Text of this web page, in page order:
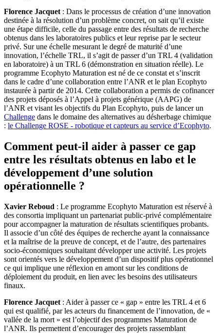
Florence Jacquet : Dans le processus de création d’une innovation
destinée à la résolution d’un problème concret, on sait qu’il existe
une étape difficile, celle du passage entre des résultats de recherche
obtenus dans les laboratoires publics et leur reprise par le secteur
privé. Sur une échelle mesurant le degré de maturité d’une
innovation, l’échelle TRL, il s’agit de passer d’un TRL 4 (validation
en laboratoire) à un TRL 6 (démonstration en situation réelle). Le
programme Ecophyto Maturation est né de ce constat et s’inscrit
dans le cadre d’une collaboration entre l’ANR et le plan Ecophyto
instaurée à partir de 2014. Cette collaboration a permis de cofinancer
des projets déposés à l’Appel à projets générique (AAPG) de
l’ANR et visant les objectifs du Plan Ecophyto, puis de lancer un
Challenge dans le domaine des alternatives au désherbage chimique
: le Challenge ROSE - robotique et capteurs au service d’Ecophyto.
Comment peut-il aider à passer ce gap
entre les résultats obtenus en labo et le
développement d’une solution
opérationnelle ?
Xavier Reboud : Le programme Ecophyto Maturation est réservé à
des consortia impliquant un partenariat public-privé complémentaire
pour accompagner la maturation de résultats scientifiques probants.
Il associe d’un côté des équipes de recherche ayant la connaissance
et la maîtrise de la preuve de concept, et de l’autre, des partenaires
socio-économiques souhaitant développer une activité. Les projets
sont orientés vers le développement d’un dispositif plus opérationnel
ce qui implique une réflexion en amont sur les conditions de
déploiement du produit, en lien avec les besoins des utilisateurs
finaux.
Florence Jacquet : Aider à passer ce « gap » entre les TRL 4 et 6
qui est qualifié, par les acteurs du financement de l’innovation, de «
vallée de la mort » est l’objectif des programmes Maturation de
l’ANR. Ils permettent d’encourager des projets rassemblant